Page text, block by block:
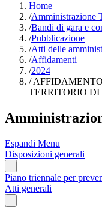
Home
/Amministrazione
/Bandi di gara e
/Pubblicazione
/Atti delle
/Affidamenti
/2024
/
TERRITORIO DI
Espandi Menu
Disposizioni generali
Piano triennale per
Atti generali